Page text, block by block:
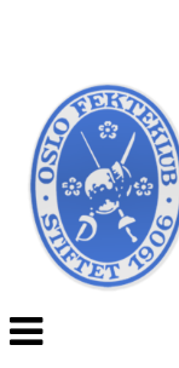
Veksle
navigasjon